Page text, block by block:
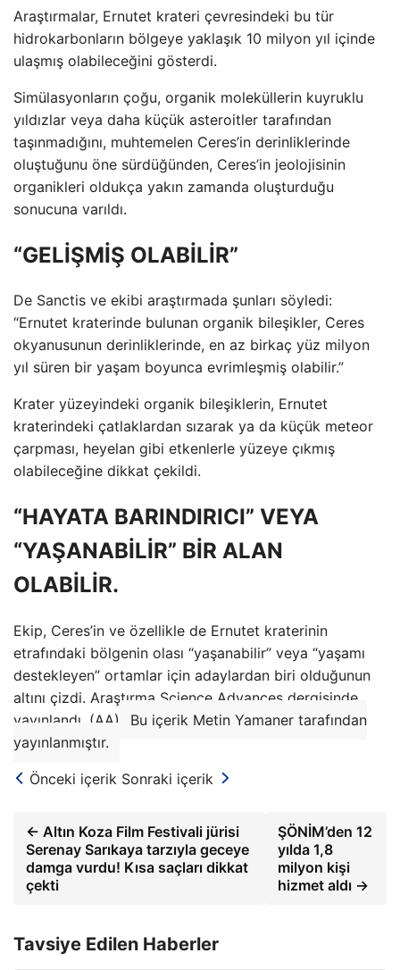
Araştırmalar, Ernutet krateri çevresindeki bu tür
hidrokarbonların bölgeye yaklaşık 10 milyon yıl içinde
ulaşmış olabileceğini gösterdi.
Simülasyonların çoğu, organik moleküllerin kuyruklu
yıldızlar veya daha küçük asteroitler tarafından
taşınmadığını, muhtemelen Ceres’in derinliklerinde
oluştuğunu öne sürdüğünden, Ceres’in jeolojisinin
organikleri oldukça yakın zamanda oluşturduğu
sonucuna varıldı.
“GELİŞMİŞ OLABİLİR”
De Sanctis ve ekibi araştırmada şunları söyledi:
“Ernutet kraterinde bulunan organik bileşikler, Ceres
okyanusunun derinliklerinde, en az birkaç yüz milyon
yıl süren bir yaşam boyunca evrimleşmiş olabilir.”
Krater yüzeyindeki organik bileşiklerin, Ernutet
kraterindeki çatlaklardan sızarak ya da küçük meteor
çarpması, heyelan gibi etkenlerle yüzeye çıkmış
olabileceğine dikkat çekildi.
“HAYATA BARINDIRICI” VEYA
“YAŞANABİLİR” BİR ALAN
OLABİLİR.
Ekip, Ceres’in ve özellikle de Ernutet kraterinin
etrafındaki bölgenin olası “yaşanabilir” veya “yaşamı
destekleyen” ortamlar için adaylardan biri olduğunun
altını çizdi. Araştırma Science Advances dergisinde
yayınlandı. (AA)
Bu içerik Metin Yamaner tarafından
yayınlanmıştır.
Önceki içerik Sonraki içerik
← Altın Koza Film Festivali jürisi
Serenay Sarıkaya tarzıyla geceye
damga vurdu! Kısa saçları dikkat
çekti
ŞÖNİM’den 12
yılda 1,8
milyon kişi
hizmet aldı →
Tavsiye Edilen Haberler